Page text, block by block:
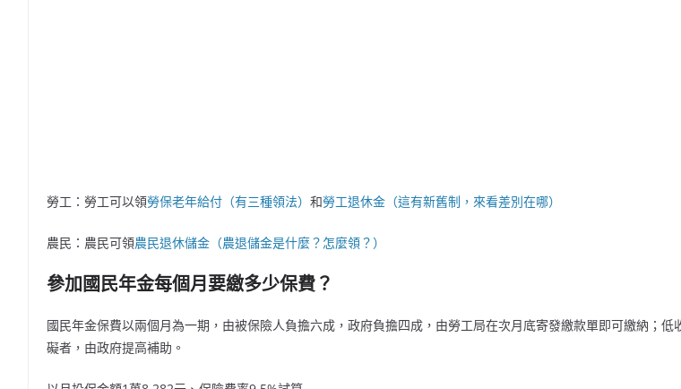
勞工：勞工可以領勞保老年給付（有三種領法） 和勞工退休金（這有新舊制，來看差別在哪）
農民：農民可領農民退休儲金（農退儲金是什麼？怎麼領？）
參加國民年金每個月要繳多少保費？
國民年金保費以兩個月為一期，由被保險人負擔六成，政府負擔四成，由勞工局在次月底寄發繳款單即可繳納；低
礙者，由政府提高補助。